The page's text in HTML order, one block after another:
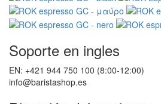
Soporte en ingles
EN: +421 944 750 100 (8:00-12:00)
info@baristashop.es